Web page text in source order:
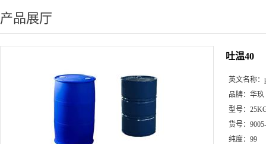
产品展厅
吐温40
英文名称：
品牌： 华玖
型号：
货号：
纯度： 99